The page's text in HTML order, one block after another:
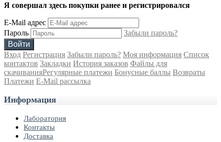
Я совершал здесь покупки ранее и регистрировался
E-Mail адрес
Пароль
Забыли пароль?
Вход Регистрация Забыли пароль? Моя информация Список
контактов Закладки История заказов Файлы для
скачиванияРегулярные платежи Бонусные баллы Возвраты
Платежи E-Mail рассылка
Информация
Лаборатория
Контакты
Доставка